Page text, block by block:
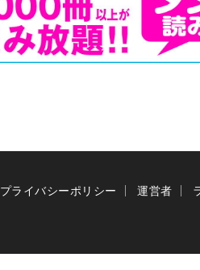
プライバシーポリシー 運営者